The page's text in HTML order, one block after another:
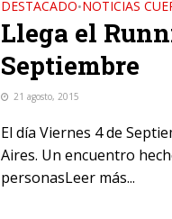
DESTACADO•NOTICIAS
Llega el
Septiembre
21 agosto, 2015
El día Viernes 4 de
Aires. Un encuentro
personasLeer más...